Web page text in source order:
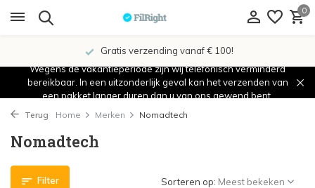
0
Gratis verzending vanaf € 100!
Wegens de vakantieperiode zijn wij telefonisch verminderd
bereikbaar. In een uitzonderlijk geval kan het verzenden van
een pakket langer duren dan u van ons gewend bent.
Terug Home Merken Nomadtech
Nomadtech
Filter Sorteren op: